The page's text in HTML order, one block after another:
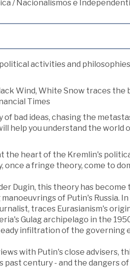
/ Nacionalismos e
activities and
Wind, White Snow traces the
Times
of bad ideas, chasing the
help you understand the world
the heart of the Kremlin's
once a fringe theory, come to
Dugin, this theory has
of Putin's Russia.
traces Eurasianism's
Gulag archipelago in the
infiltration of the governing
with Putin's close advisers,
century - and the dangers